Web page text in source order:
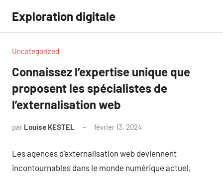
contenu
Exploration digitale
Uncategorized
Connaissez l’expertise unique que
proposent les spécialistes de
l’externalisation web
par Louise KESTEL février 13, 2024
Les agences d’externalisation web deviennent
incontournables dans le monde numérique actuel,